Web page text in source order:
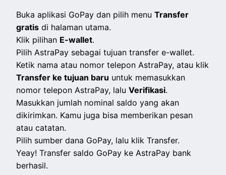
Buka aplikasi GoPay dan pilih menuTransfer
gratis di halaman utama.
Klik pilihan E-wallet.
Pilih AstraPay sebagai tujuan transfer e-wallet.
Ketik nama atau nomor telepon AstraPay, atau klik
Transfer ke tujuan baru untuk memasukkan
nomor telepon AstraPay, laluVerifikasi.
Masukkan jumlah nominal saldo yang akan
dikirimkan. Kamu juga bisa memberikan pesan
atau catatan.
Pilih sumber dana GoPay, lalu klik Transfer.
Yeay! Transfer saldo GoPay ke AstraPay bank
berhasil.